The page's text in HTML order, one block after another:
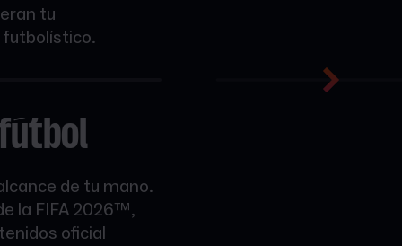
tu
futbolístico.
de tu mano.
la FIFA 2026™,
oficial